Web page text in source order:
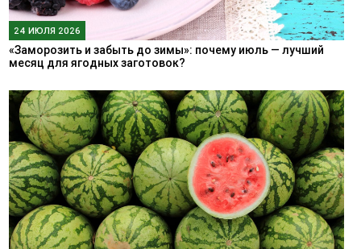
24 ИЮЛЯ 2026
«Заморозить и забыть до зимы»: почему июль — лучший
месяц для ягодных заготовок?